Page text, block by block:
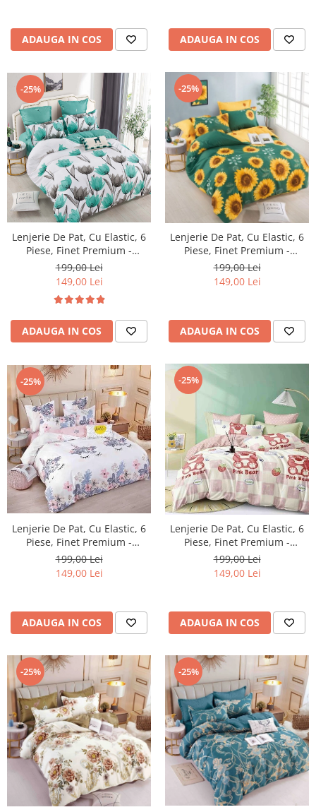
ADAUGA IN COS ADAUGA IN COS
-25%
Lenjerie De Pat, Cu Elastic, 6
Piese, Finet Premium -
LPBF6PE15
199,00 Lei
149,00 Lei
ADAUGA IN COS
-25%
Lenjerie De Pat, Cu Elastic, 6
Piese, Finet Premium -
LPBF6PE17
199,00 Lei
149,00 Lei
ADAUGA IN COS
-25%
Lenjerie De Pat, Cu Elastic, 6
Piese, Finet Premium -
LPBF6PE18
199,00 Lei
149,00 Lei
ADAUGA IN COS
-25%
Lenjerie De Pat, Cu Elastic, 6
Piese, Finet Premium -
LPBF6PE21
199,00 Lei
149,00 Lei
ADAUGA IN COS
-25% -25%